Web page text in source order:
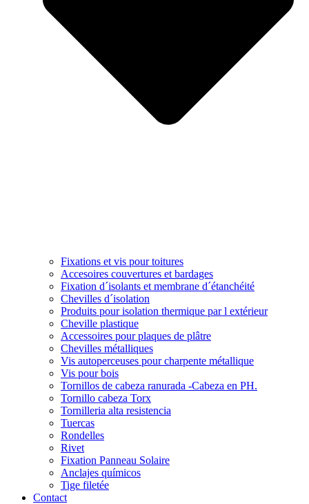
Fixations et vis pour toitures
Accesoires couvertures et bardages
Fixation d´isolants et membrane d´étanchéité
Chevilles d´isolation
Produits pour isolation thermique par l extérieur
Cheville plastique
Accessoires pour plaques de plâtre
Chevilles métalliques
Vis autoperceuses pour charpente métallique
Vis pour bois
Tornillos de cabeza ranurada -Cabeza en PH.
Tornillo cabeza Torx
Tornilleria alta resistencia
Tuercas
Rondelles
Rivet
Fixation Panneau Solaire
Anclajes químicos
Tige filetée
Contact